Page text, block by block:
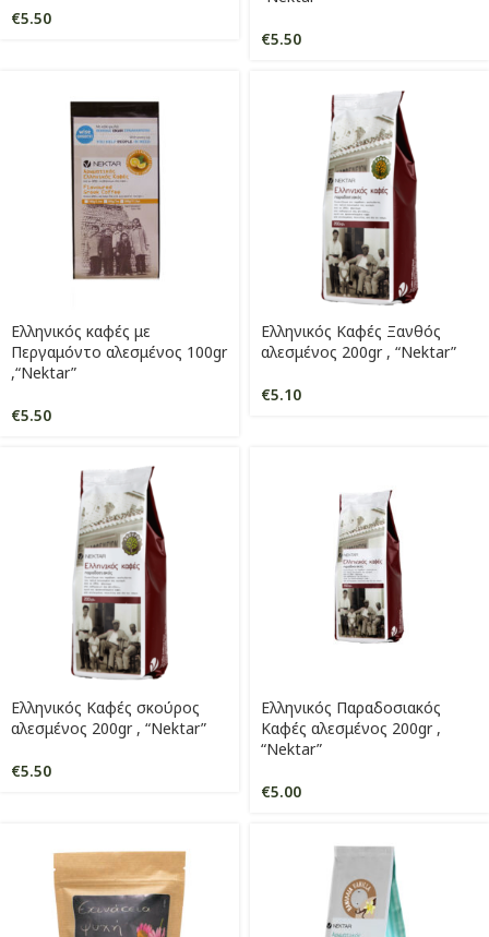
€5.50
€5.50
Ελληνικός καφές με
Περγαμόντο αλεσμένος 100gr
,“Nektar”
€5.50
Ελληνικός Καφές Ξανθός
αλεσμένος 200gr , “Nektar”
€5.10
Ελληνικός Καφές σκούρος
αλεσμένος 200gr , “Nektar”
€5.50
Ελληνικός Παραδοσιακός
Καφές αλεσμένος 200gr ,
“Nektar”
€5.00